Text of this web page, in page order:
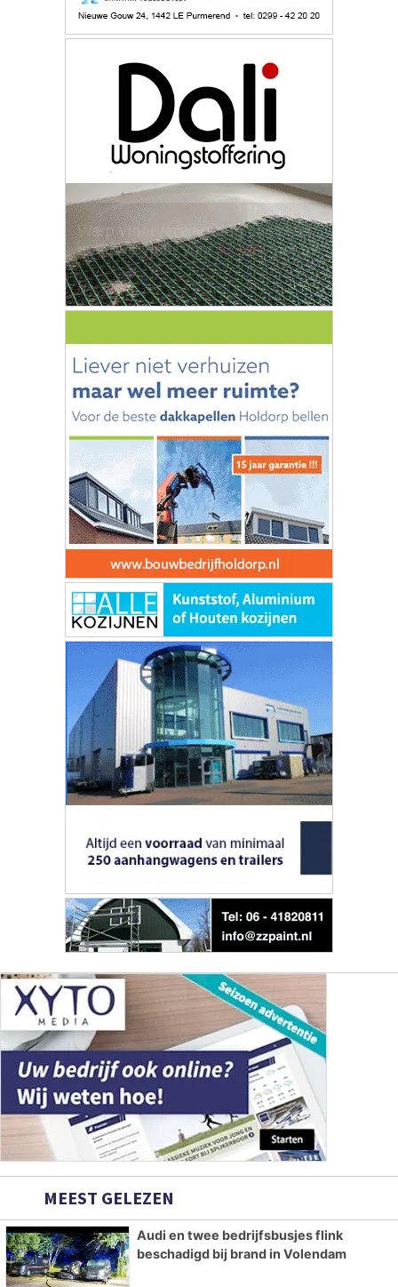
MEEST GELEZEN
Audi en twee bedrijfsbusjes flink
beschadigd bij brand in Volendam